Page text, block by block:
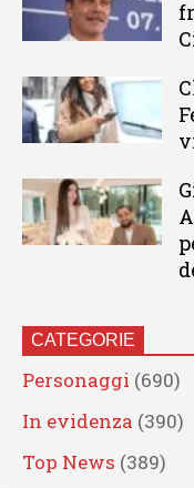
CATEGORIE
Personaggi (690)
In evidenza (390)
Top News (389)